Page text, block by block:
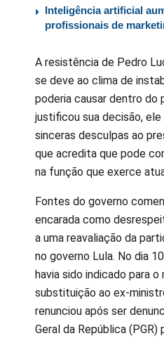
Inteligência artificial
profissionais de
A resistência de Pedro
se deve ao clima de
poderia causar dentro do
justificou sua decisão, ele
sinceras desculpas ao
que acredita que pode
na função que exerce
Fontes do governo
encarada como
a uma reavaliação da
no governo Lula. No dia
havia sido indicado para
substituição ao ex-
renunciou após ser
Geral da República (PGR)